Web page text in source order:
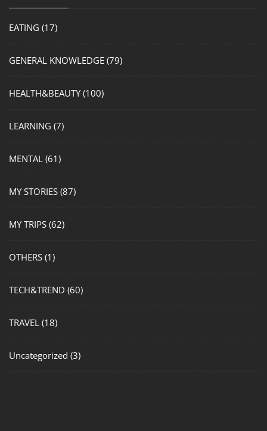
EATING (17)
GENERAL KNOWLEDGE (79)
HEALTH&BEAUTY(100)
LEARNING (7)
MENTAL (61)
MY STORIES (87)
MY TRIPS (62)
OTHERS (1)
TECH&TREND (60)
TRAVEL (18)
Uncategorized (3)